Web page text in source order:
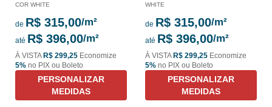
COR WHITE
de R$ 315,00
até R$ 396,00
À VISTAR$ 299,25 Economize
5% no PIX ou Boleto
PERSONALIZAR
MEDIDAS
WHITE
de R$ 315,00
até R$ 396,00
À VISTAR$ 299,25 Economize
5% no PIX ou Boleto
PERSONALIZAR
MEDIDAS